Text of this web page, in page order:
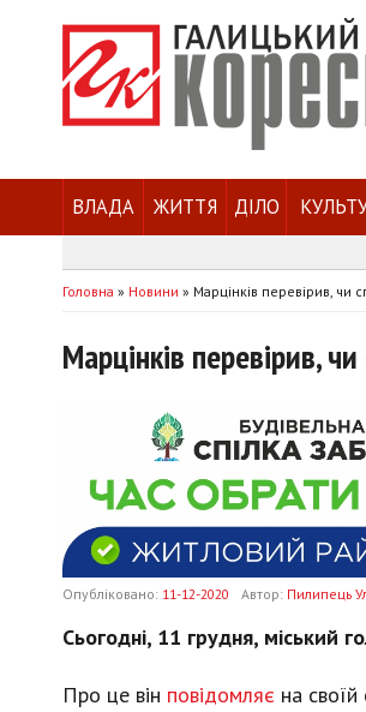
ВЛАДА ЖИТТЯ ДІЛО
Головна » Новини » Марцінків перевірив, чи
Марцінків перевірив,
Опубліковано: 11-12-2020 Автор: Пилипець
Сьогодні, 11 грудня, міський
Про це він повідомляє на своїй